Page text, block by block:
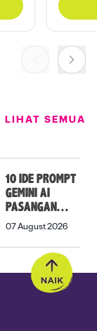
LIHAT SEMUA
10 IDE PROMPT
GEMINI AI
PASANGAN
PREWEDDING
07 August 2026